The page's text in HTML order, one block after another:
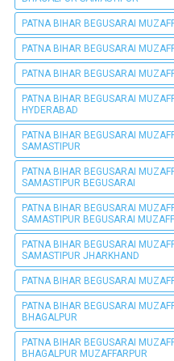
PATNA BIHAR BEGUSARAI
PATNA BIHAR BEGUSARAI
PATNA BIHAR BEGUSARAI
PATNA BIHAR BEGUSARAI
HYDERABAD
PATNA BIHAR BEGUSARAI
SAMASTIPUR
PATNA BIHAR BEGUSARAI
SAMASTIPUR BEGUSARAI
PATNA BIHAR BEGUSARAI
SAMASTIPUR BEGUSARAI
PATNA BIHAR BEGUSARAI
SAMASTIPUR JHARKHAND
PATNA BIHAR BEGUSARAI
PATNA BIHAR BEGUSARAI
BHAGALPUR
PATNA BIHAR BEGUSARAI
BHAGALPUR MUZAFFARPUR